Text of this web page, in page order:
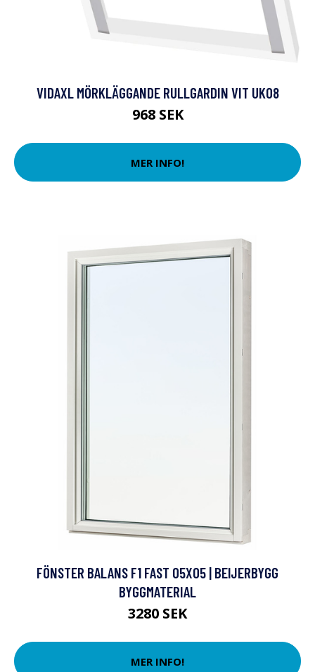
VIDAXL MÖRKLÄGGANDE RULLGARDIN VIT UK08
968 SEK
MER INFO!
FÖNSTER BALANS F1 FAST 05X05 | BEIJERBYGG
BYGGMATERIAL
3280 SEK
MER INFO!